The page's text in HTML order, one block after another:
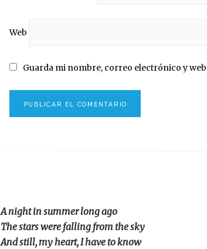
Web
Guarda mi nombre, correo electrónico y
A night in summer long ago
The stars were falling from the sky
And still, my heart, I have to know